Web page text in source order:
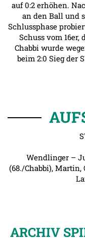
auf 0:2 erhöhen.
an den Ball und
Schlussphase
Schuss vom
Chabbi wurde
beim 2:0 Sieg der
Wendlinger –
(68./Chabbi),
ARCHIV